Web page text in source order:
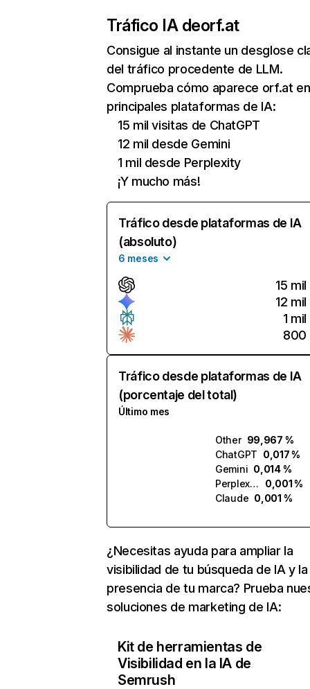
Tráfico IA deorf.at
Consigue al instante un desglose
del tráfico procedente de LLM.
Comprueba cómo aparece orf.at
principales plataformas de IA:
15 mil visitas de ChatGPT
12 mil desde Gemini
1 mil desde Perplexity
¡Y mucho más!
Tráfico desde plataformas de IA
(absoluto)
6 meses
15 mil
12 mil
1 mil
800
Tráfico desde plataformas de IA
(porcentaje del total)
Último mes
Other 99,967 %
ChatGPT 0,017 %
Gemini 0,014 %
Perplexity
0,001 %
Claude 0,001 %
¿Necesitas ayuda para ampliar la
visibilidad de tu búsqueda de IA y la
presencia de tu marca? Prueba
soluciones de marketing de IA:
Kit de herramientas de
Visibilidad en la IA de
Semrush